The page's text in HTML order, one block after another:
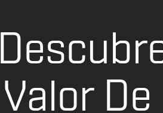
Valor